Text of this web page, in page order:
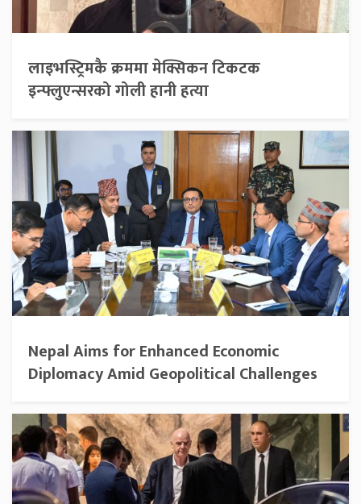
लाइभस्ट्रिमकै क्रममा मेक्सिकन टिकटक
इन्फ्लुएन्सरको गोली हानी हत्या
Nepal Aims for Enhanced Economic
Diplomacy Amid Geopolitical Challenges